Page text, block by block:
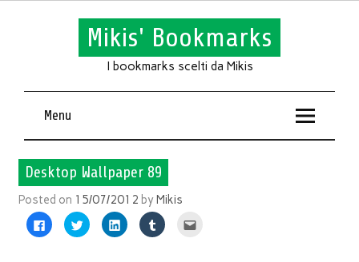
Mikis' Bookmarks
I bookmarks scelti da Mikis
Menu
Desktop Wallpaper 89
Posted on 15/07/2012 byMikis
Fai
clic
Fai
clic
Fai
clic
Fai
clic